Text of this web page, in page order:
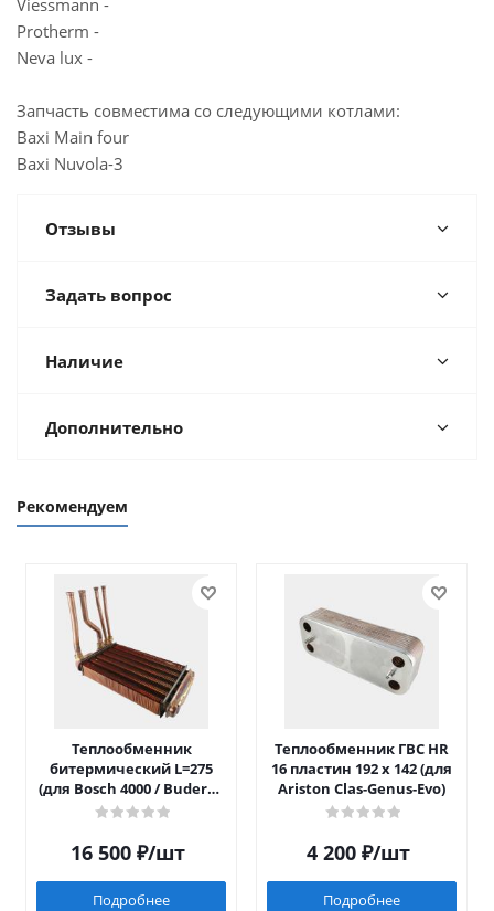
Viessmann -
Protherm -
Neva lux -
Запчасть совместима со следующими котлами:
Baxi Main four
Baxi Nuvola-3
Отзывы
Задать вопрос
Наличие
Дополнительно
Рекомендуем
Теплообменник
битермический L=275
(для Bosch 4000 / Buderus
042)
16 500₽/шт
Подробнее
Теплообменник ГВС HR
16 пластин 192 x 142 (для
Ariston Clas-Genus-Evo)
4 200₽/шт
Подробнее